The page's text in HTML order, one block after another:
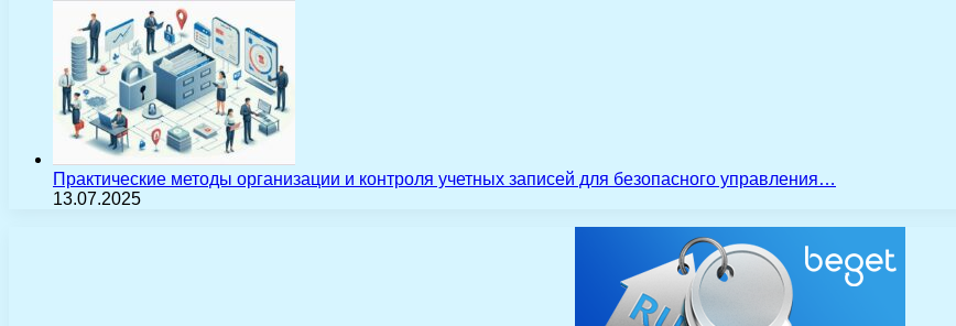
Практические методы организации и контроля учетных записей для безопасного управления…
13.07.2025